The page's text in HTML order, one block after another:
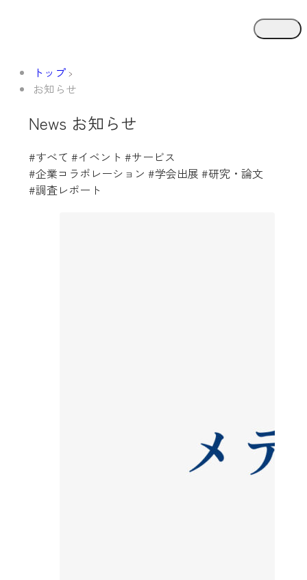
トップ
お知らせ
News お知らせ
#すべて #イベント #サービス
#企業コラボレーション #学会出展 #研究・論文
#調査レポート